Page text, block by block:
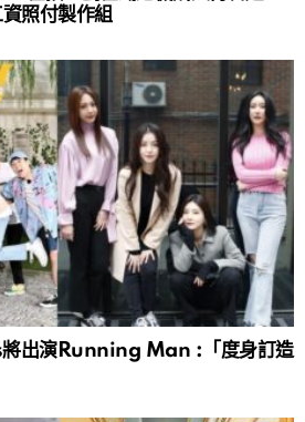
照付製作組
出演Running Man :「度身訂造